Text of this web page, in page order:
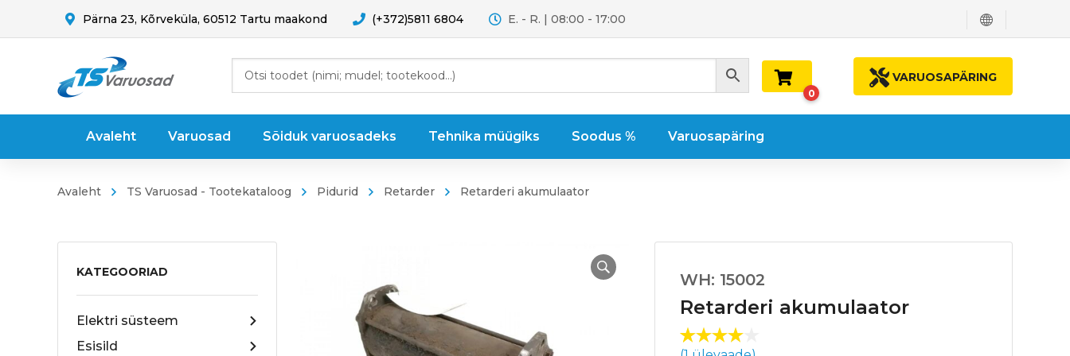
Pärna 23, Kõrveküla, 60512 Tartu maakond (+372)5811 6804 E. - R. | 08:00 - 17:00
VARUOSAPÄRING
0
Avaleht Varuosad Sõiduk varuosadeks Tehnika müügiks Soodus % Varuosapäring
Avaleht TS Varuosad - Tootekataloog Pidurid Retarder Retarderi akumulaator
KATEGOORIAD
Elektri süsteem
Esisild
WH: 15002
Retarderi akumulaator
Hinnat
1